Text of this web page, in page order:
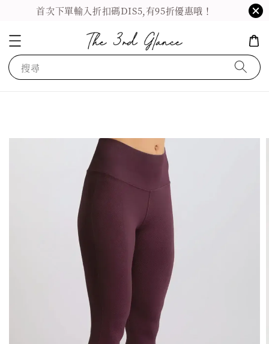
首次下單輸入折扣碼DIS5,有95折優惠哦！
搜尋